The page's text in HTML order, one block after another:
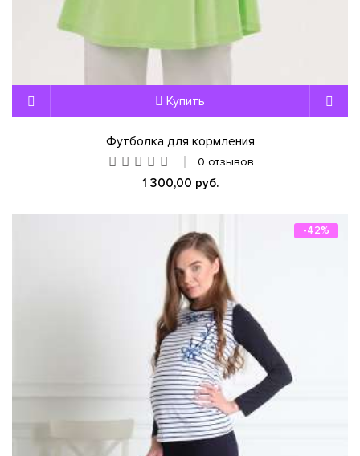
Купить
Футболка для кормления
0 отзывов
1 300,00 руб.
-42%